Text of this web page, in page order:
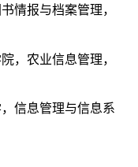
情报与档案管理，
，农业信息管理，
信息管理与信息系